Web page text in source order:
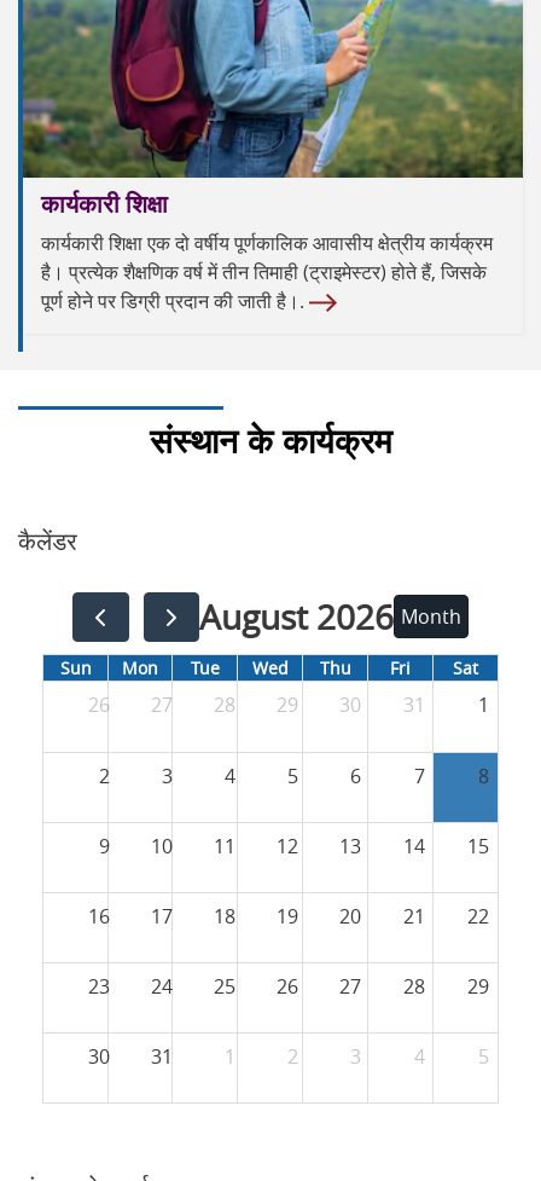
कार्यकारी शिक्षा
कार्यकारी शिक्षा एक दो वर्षीय पूर्णकालिक आवासीय क्षेत्रीय कार्यक्रम
है। प्रत्येक शैक्षणिक वर्ष में तीन तिमाही (ट्राइमेस्टर) होते हैं, जिसके
पूर्ण होने पर डिग्री प्रदान की जाती है।.
संस्थान के कार्यक्रम
कैलेंडर
August 2026 Month
Sun Mon Tue Wed Thu Fri Sat
26 27 28 29 30 31 1
2 3 4 5 6 7 8
9 10 11 12 13 14 15
16 17 18 19 20 21 22
23 24 25 26 27 28 29
30 31 1 2 3 4 5